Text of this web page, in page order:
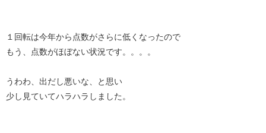
１回転は今年から点数がさらに低くなったので
もう、点数がほぼない状況です。。。。
うわわ、出だし悪いな、と思い
少し見ていてハラハラしました。